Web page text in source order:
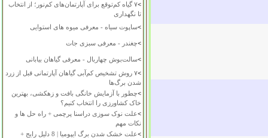
>
۷ گیاه کم‌توقع برای آپارتمان‌های کم‌نور؛ از انتخاب
تا نگهداری
>ساپوت سیاه - معرفی میوه های استوایی
>چغندر - معرفی سبزی جات
>سالت‌بوش چهاربال - معرفی گیاهان بیابانی
>
۷ روش تشخیص کم‌آبی گیاهان آپارتمانی قبل از زرد
شدن برگ‌ها
>چطور با آزمایش خانگی بافت و زهکشی، بهترین
خاک کشاورزی را انتخاب کنیم؟
>علت نوک سوزی دراسنا پرچمی + راه حل ها و
نکات مهم
>
علت خشک شدن برگ ایپومیا | 8 دلیل رایج +